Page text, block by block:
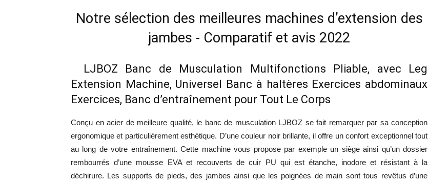
Notre sélection des meilleures machines d’extension des
jambes - Comparatif et avis 2022
LJBOZ Banc de Musculation Multifonctions Pliable, avec Leg
Extension Machine, Universel Banc à haltères Exercices abdominaux
Exercices, Banc d’entraînement pour Tout Le Corps
Conçu en acier de meilleure qualité, le banc de musculation LJBOZ se fait remarquer par sa conception
ergonomique et particulièrement esthétique. D’une couleur noir brillante, il offre un confort exceptionnel tout
au long de votre entraînement. Cette machine vous propose par exemple un siège ainsi qu’un dossier
rembourrés d’une mousse EVA et recouverts de cuir PU qui est étanche, inodore et résistant à la
déchirure. Les supports de pieds, des jambes ainsi que les poignées de main sont tous revêtus d’une